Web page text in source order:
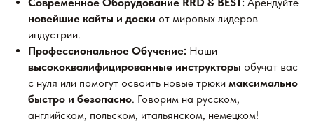
новейшие кайты и доски от мировых лидеров
индустрии.
Профессиональное Обучение: Наши
высококвалифицированные инструкторы обучат вас
с нуля или помогут освоить новые трюки максимально
быстро и безопасно. Говорим на русском,
английском, польском, итальянском, немецком!